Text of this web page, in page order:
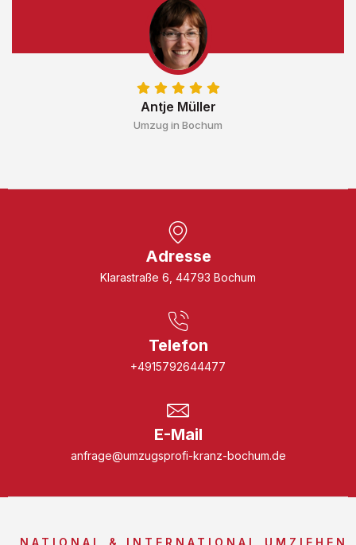
Antje Müller
Umzug in Bochum
Adresse
Klarastraße 6, 44793 Bochum
Telefon
+4915792644477
E-Mail
anfrage@umzugsprofi-kranz-bochum.de
NATIONAL & INTERNATIONAL UMZIEHEN